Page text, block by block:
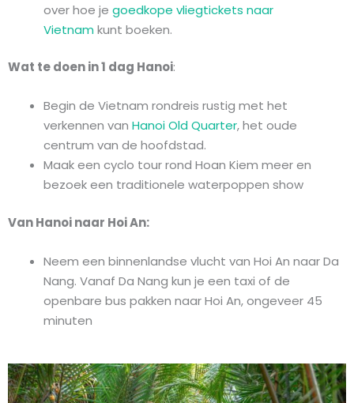
over hoe je goedkope vliegtickets naar
Vietnam kunt boeken.
Wat te doen in 1 dag Hanoi:
Begin de Vietnam rondreis rustig met het
verkennen van Hanoi Old Quarter, het oude
centrum van de hoofdstad.
Maak een cyclo tour rond Hoan Kiem meer en
bezoek een traditionele waterpoppen show
Van Hanoi naar Hoi An:
Neem een binnenlandse vlucht van Hoi An naar Da
Nang. Vanaf Da Nang kun je een taxi of de
openbare bus pakken naar Hoi An, ongeveer 45
minuten